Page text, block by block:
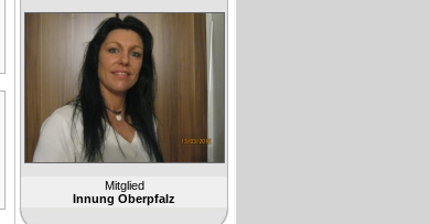
Mitglied
Innung Oberpfalz